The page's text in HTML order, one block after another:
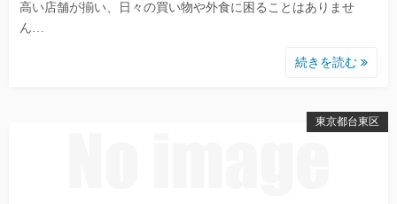
高い店舗が揃い、日々の買い物や外食に困ることはありませ
ん…
続きを読む
東京都台東区